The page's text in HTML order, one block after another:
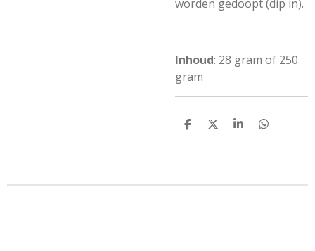
worden gedoopt (dip in).
Inhoud: 28 gram of 250
gram
D
D
S
D